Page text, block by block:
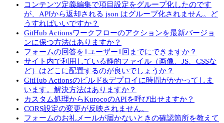
コンテンツ定義編集で項目設定をグループ化したのです
が、APIから返却される json はグループ化されません。ど
うすればいいですか？
GitHub Actionsワークフローのアクションを最新バージョ
ンに保つ方法はありますか？
フォームの回答を1ユーザー1回までにできますか？
サイト内で利用している静的ファイル（画像、JS、CSSな
ど）はどこに配置するのが良いでしょうか？
GitHub Actionsのビルド&デプロイに時間がかかってしま
います。解決方法はありますか？
カスタム処理からKurocoのAPIを呼び出せますか？
CORS設定の変更が反映されません。
フォームのお礼メールが届かないときの確認箇所を教えて